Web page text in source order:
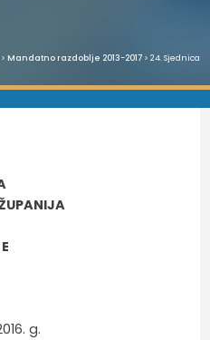
> Mandatno razdoblje 2013-2017> 24. Sjednica
g.